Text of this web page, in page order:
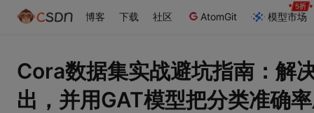
博客 下载 社区 AtomGit 模型市场
Cora数据集实战避坑指南：解
出，并用GAT模型把分类准确